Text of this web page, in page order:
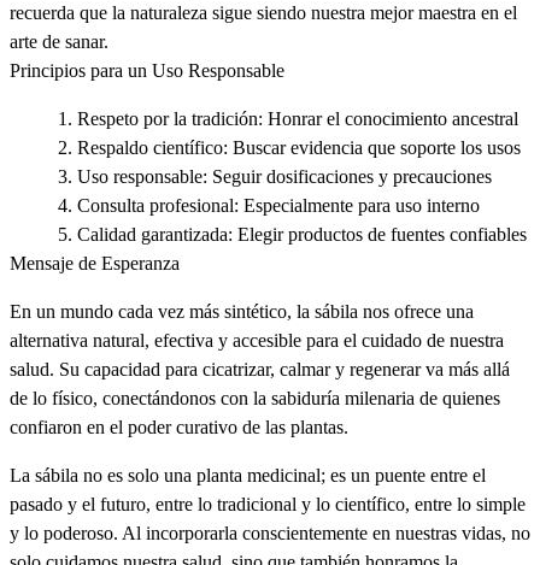
recuerda que la naturaleza sigue siendo nuestra mejor maestra en el
arte de sanar.
Principios para un Uso Responsable
Respeto por la tradición: Honrar el conocimiento ancestral
Respaldo científico: Buscar evidencia que soporte los usos
Uso responsable: Seguir dosificaciones y precauciones
Consulta profesional: Especialmente para uso interno
Calidad garantizada: Elegir productos de fuentes confiables
Mensaje de Esperanza
En un mundo cada vez más sintético, la sábila nos ofrece una
alternativa natural, efectiva y accesible para el cuidado de nuestra
salud. Su capacidad para cicatrizar, calmar y regenerar va más allá
de lo físico, conectándonos con la sabiduría milenaria de quienes
confiaron en el poder curativo de las plantas.
La sábila no es solo una planta medicinal; es un puente entre el
pasado y el futuro, entre lo tradicional y lo científico, entre lo simple
y lo poderoso. Al incorporarla conscientemente en nuestras vidas, no